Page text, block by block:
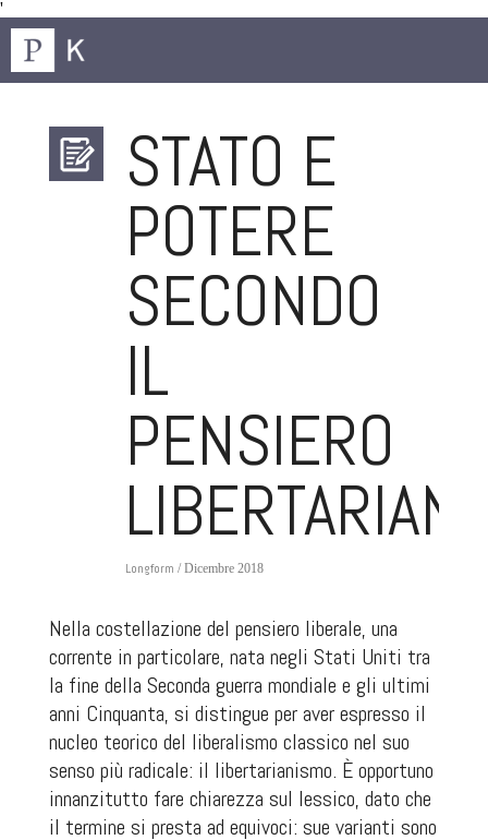
'
STATO E
POTERE
SECONDO
IL
PENSIERO
LIBERTARIAN
Longform / Dicembre 2018
Nella costellazione del pensiero liberale, una
corrente in particolare, nata negli Stati Uniti tra
la fine della Seconda guerra mondiale e gli ultimi
anni Cinquanta, si distingue per aver espresso il
nucleo teorico del liberalismo classico nel suo
senso più radicale: il libertarianismo. È opportuno
innanzitutto fare chiarezza sul lessico, dato che
il termine si presta ad equivoci: sue varianti sono